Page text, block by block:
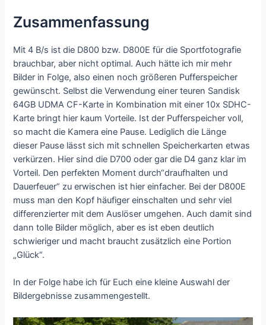
Zusammenfassung
Mit 4 B/s ist die D800 bzw. D800E für die Sportfotografie
brauchbar, aber nicht optimal. Auch hätte ich mir mehr
Bilder in Folge, also einen noch größeren Pufferspeicher
gewünscht. Selbst die Verwendung einer teuren Sandisk
64GB UDMA CF-Karte in Kombination mit einer 10x SDHC-
Karte bringt hier kaum Vorteile. Ist der Pufferspeicher voll,
so macht die Kamera eine Pause. Lediglich die Länge
dieser Pause lässt sich mit schnellen Speicherkarten etwas
verkürzen. Hier sind die D700 oder gar die D4 ganz klar im
Vorteil. Den perfekten Moment durch“draufhalten und
Dauerfeuer“ zu erwischen ist hier einfacher. Bei der D800E
muss man den Kopf häufiger einschalten und sehr viel
differenzierter mit dem Auslöser umgehen. Auch damit sind
dann tolle Bilder möglich, aber es ist eben deutlich
schwieriger und macht braucht zusätzlich eine Portion
„Glück“.
In der Folge habe ich für Euch eine kleine Auswahl der
Bildergebnisse zusammengestellt.